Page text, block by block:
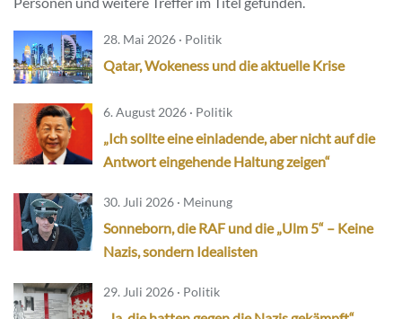
28. Mai 2026 · Politik
Qatar, Wokeness und die aktuelle Krise
6. August 2026 · Politik
„Ich sollte eine einladende, aber nicht auf die
Antwort eingehende Haltung zeigen“
30. Juli 2026 · Meinung
Sonneborn, die RAF und die „Ulm 5“ – Keine
Nazis, sondern Idealisten
29. Juli 2026 · Politik